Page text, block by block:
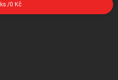
ks /0 Kč